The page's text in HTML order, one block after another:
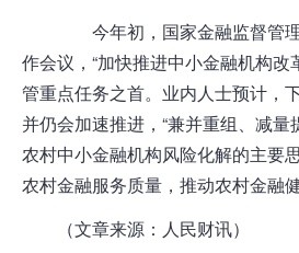
今年初，国家金融监督管
作会议，“加快推进中小金融机构改
管重点任务之首。业内人士预计，
并仍会加速推进，“兼并重组、减量
农村中小金融机构风险化解的主要
农村金融服务质量，推动农村金融健
（文章来源：人民财讯）